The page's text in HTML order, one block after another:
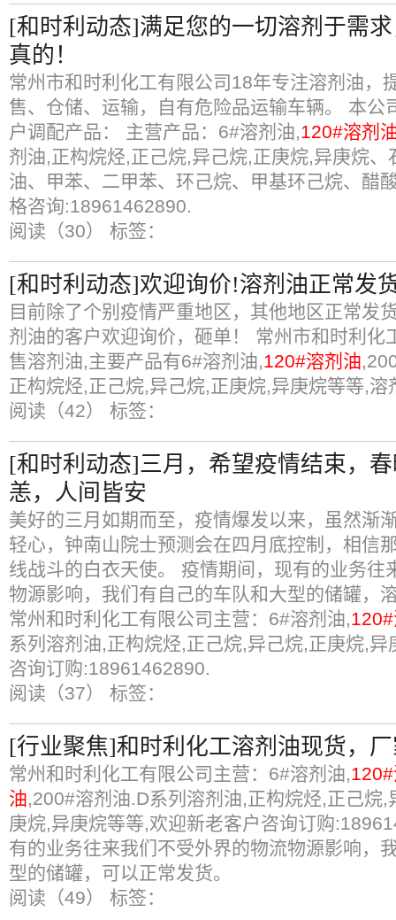
[和时利动态]满足您的一切溶剂于需
真的！
常州市和时利化工有限公司18年专注溶剂油，
售、仓储、运输，自有危险品运输车辆。 本公
户调配产品： 主营产品：6#溶剂油,120#溶剂
剂油,正构烷烃,正己烷,异己烷,正庚烷,异庚烷、
油、甲苯、二甲苯、环己烷、甲基环己烷、醋
格咨询:18961462890.
阅读（30） 标签：
[和时利动态]欢迎询价!溶剂油正常发
目前除了个别疫情严重地区，其他地区正常发
剂油的客户欢迎询价，砸单！ 常州市和时利化
售溶剂油,主要产品有6#溶剂油,120#溶剂油
正构烷烃,正己烷,异己烷,正庚烷,异庚烷等等,溶
阅读（42） 标签：
[和时利动态]三月，希望疫情结束，
恙，人间皆安
美好的三月如期而至，疫情爆发以来，虽然渐
轻心，钟南山院士预测会在四月底控制，相信
线战斗的白衣天使。 疫情期间，现有的业务往
物源影响，我们有自己的车队和大型的储罐，
常州和时利化工有限公司主营：6#溶剂油,
系列溶剂油,正构烷烃,正己烷,异己烷,正庚烷,
咨询订购:18961462890.
阅读（37） 标签：
[行业聚焦]和时利化工溶剂油现货，
常州和时利化工有限公司主营：6#溶剂油,
油,200#溶剂油.D系列溶剂油,正构烷烃,正己烷,
庚烷,异庚烷等等,欢迎新老客户咨询订购
有的业务往来我们不受外界的物流物源影响，
型的储罐，可以正常发货。
阅读（49） 标签：